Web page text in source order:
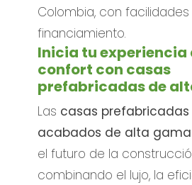
Colombia, con
financiamiento.
Inicia tu experiencia
confort con casas
prefabricadas de
Las casas prefabricadas
acabados de alta gama
el futuro de la
combinando el lujo, la